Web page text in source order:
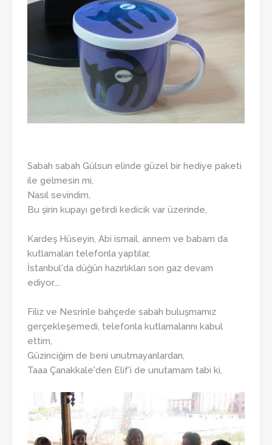
Sabah sabah Gülsun elinde güzel bir hediye paketi
ile gelmesin mi,
Nasıl sevindim,
Bu şirin kupayı getirdi kedicik var üzerinde,
Kardeş Hüseyin, Abi ismail, annem ve babam da
kutlamaları telefonla yaptılar,
İstanbul'da düğün hazırlıkları son gaz devam
ediyor....
Filiz ve Nesrinle bahçede sabah buluşmamız
gerçekleşemedi, telefonla kutlamalarını kabul
ettim,
Güzinciğim de beni unutmayanlardan,
Taaa Çanakkale'den Elif'i de unutamam tabi ki,